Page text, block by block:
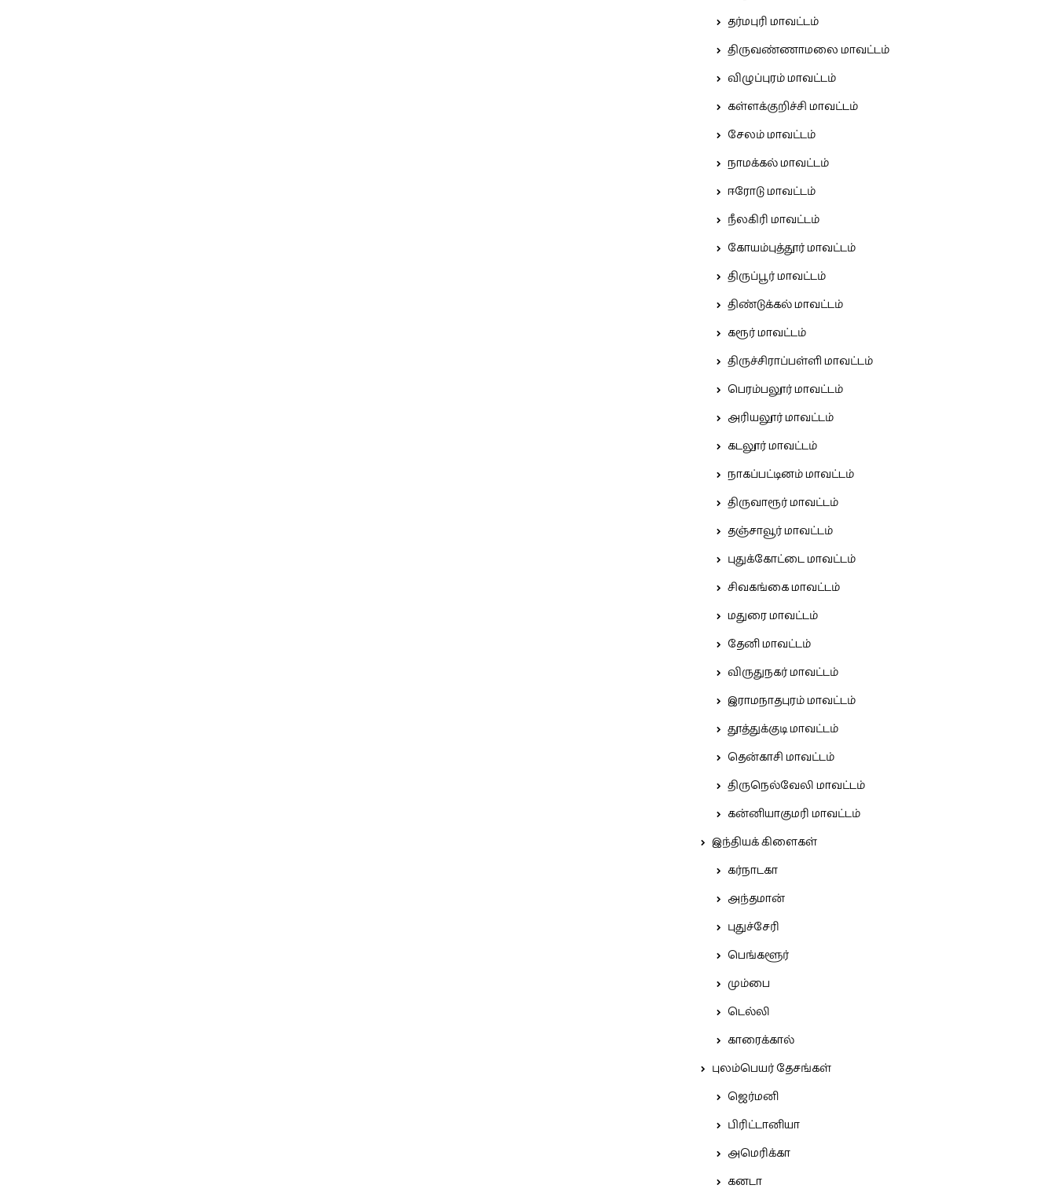
தர்மபுரி மாவட்டம்
திருவண்ணாமலை மாவட்டம்
விழுப்புரம் மாவட்டம்
கள்ளக்குறிச்சி மாவட்டம்
சேலம் மாவட்டம்
நாமக்கல் மாவட்டம்
ஈரோடு மாவட்டம்
நீலகிரி மாவட்டம்
கோயம்புத்தூர் மாவட்டம்
திருப்பூர் மாவட்டம்
திண்டுக்கல் மாவட்டம்
கரூர் மாவட்டம்
திருச்சிராப்பள்ளி மாவட்டம்
பெரம்பலூர் மாவட்டம்
அரியலூர் மாவட்டம்
கடலூர் மாவட்டம்
நாகப்பட்டினம் மாவட்டம்
திருவாரூர் மாவட்டம்
தஞ்சாவூர் மாவட்டம்
புதுக்கோட்டை மாவட்டம்
சிவகங்கை மாவட்டம்
மதுரை மாவட்டம்
தேனி மாவட்டம்
விருதுநகர் மாவட்டம்
இராமநாதபுரம் மாவட்டம்
தூத்துக்குடி மாவட்டம்
தென்காசி மாவட்டம்
திருநெல்வேலி மாவட்டம்
கன்னியாகுமரி மாவட்டம்
இந்தியக் கிளைகள்
கர்நாடகா
அந்தமான்
புதுச்சேரி
பெங்களூர்
மும்பை
டெல்லி
காரைக்கால்
புலம்பெயர் தேசங்கள்
ஜெர்மனி
பிரிட்டானியா
அமெரிக்கா
கனடா